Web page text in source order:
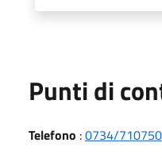
Punti di
Telefono :0734/710750